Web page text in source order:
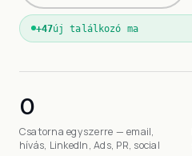
+47új találkozó ma
0
Csatorna egyszerre — email,
hívás, LinkedIn, Ads, PR, social